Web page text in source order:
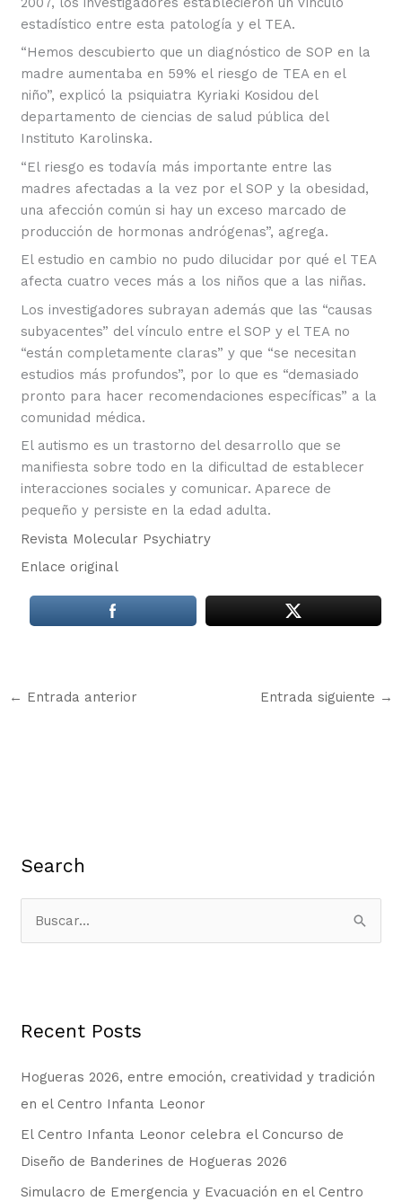
estadístico entre esta patología y el TEA.
“Hemos descubierto que un diagnóstico de SOP en la
madre aumentaba en 59% el riesgo de TEA en el
niño”, explicó la psiquiatra Kyriaki Kosidou del
departamento de ciencias de salud pública del
Instituto Karolinska.
“El riesgo es todavía más importante entre las
madres afectadas a la vez por el SOP y la obesidad,
una afección común si hay un exceso marcado de
producción de hormonas andrógenas”, agrega.
El estudio en cambio no pudo dilucidar por qué el TEA
afecta cuatro veces más a los niños que a las niñas.
Los investigadores subrayan además que las “causas
subyacentes” del vínculo entre el SOP y el TEA no
“están completamente claras” y que “se necesitan
estudios más profundos”, por lo que es “demasiado
pronto para hacer recomendaciones específicas” a la
comunidad médica.
El autismo es un trastorno del desarrollo que se
manifiesta sobre todo en la dificultad de establecer
interacciones sociales y comunicar. Aparece de
pequeño y persiste en la edad adulta.
Revista Molecular Psychiatry
Enlace original
← Entrada anterior Entrada siguiente →
Search
a
p
o
r
:
Recent Posts
Hogueras 2026, entre emoción, creatividad y tradición
en el Centro Infanta Leonor
El Centro Infanta Leonor celebra el Concurso de
Diseño de Banderines de Hogueras 2026
Simulacro de Emergencia y Evacuación en el Centro